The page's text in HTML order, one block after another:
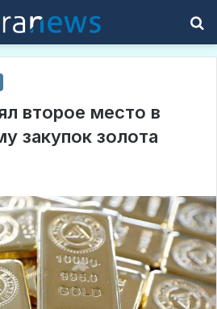
второе место в
закупок золота